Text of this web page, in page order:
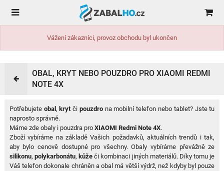
Vážení zákazníci, provoz obchodu byl ukončen
OBAL, KRYT NEBO POUZDRO PRO XIAOMI REDMI
NOTE 4X
Potřebujete obal , kryt či pouzdrona mobilní telefon nebo tablet? Jste tu
naprosto správně.
Máme zde obaly i pouzdra pro XIAOMI Redmi Note 4X.
Zboží vybíráme na základě Vašich požadavků, aktuálních trendů i tak,
aby bylo cenově dostupné pro všechny. Obaly vybíráme převážně ze
silikonu, polykarbonátu, kůže či kombinaci jiných materiálů. Díky tomu je
Váš telefon dokonale chráněn a obal má větší výdrž, než kdyby byl pouze